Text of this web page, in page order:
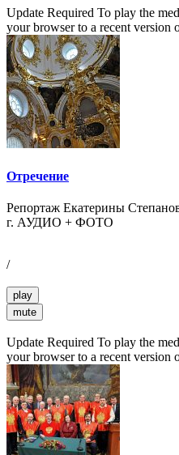
Update Required To play the
your browser to a recent version
Отречение
Репортаж Екатерины
г. АУДИО + ФОТО
/
play
mute
Update Required To play the
your browser to a recent version